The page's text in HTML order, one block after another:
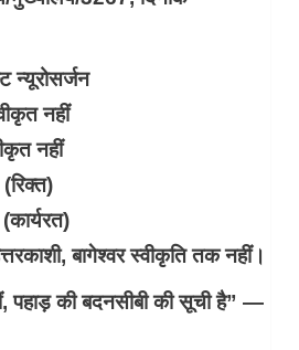
न्यूरोसर्जन
नहीं
नहीं
बागेश्वर स्वीकृति तक नहीं।
पहाड़ की बदनसीबी की सूची है” —